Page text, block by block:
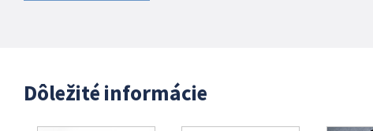
Dôležité informácie